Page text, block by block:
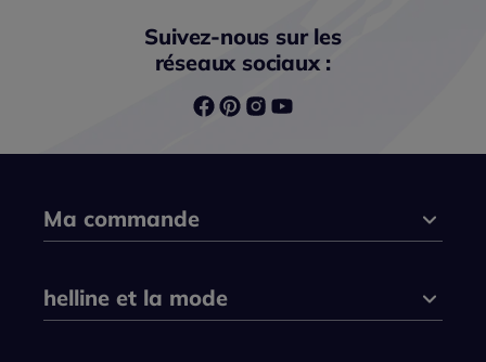
Suivez-nous sur les
réseaux sociaux :
Ma commande
helline et la mode